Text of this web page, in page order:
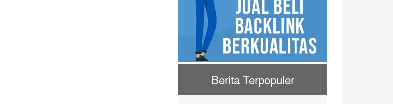
Berita Terpopuler